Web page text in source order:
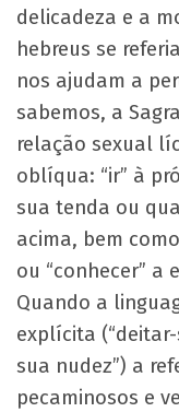
delicadeza e a
hebreus se
nos ajudam a
sabemos, a
relação sexual
oblíqua: “ir” à
sua tenda ou
acima, bem
ou “conhecer” a
Quando a
explícita
sua nudez”) a
pecaminosos e